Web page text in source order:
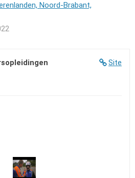
Noord-Brabant,
Site